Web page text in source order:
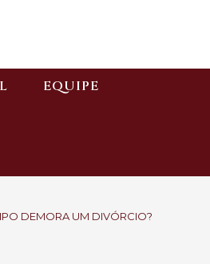
EQUIPE
DEMORA UM DIVÓRCIO?